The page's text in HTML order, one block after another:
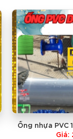
Ống nhựa PVC
Giá: